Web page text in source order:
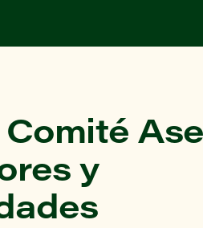
y